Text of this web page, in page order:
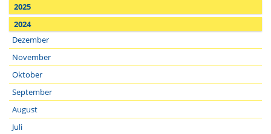
2025
2024
Dezember
November
Oktober
September
August
Juli